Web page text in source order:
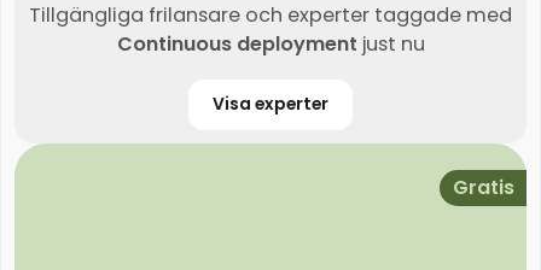
Tillgängliga frilansare och experter taggade med
Continuous deployment just nu
Visa experter
Gratis